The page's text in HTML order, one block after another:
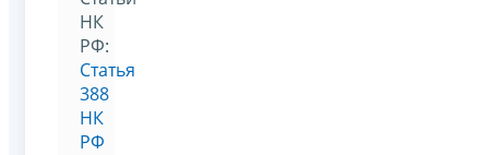
НК
РФ:
Статья
388
НК
РФ